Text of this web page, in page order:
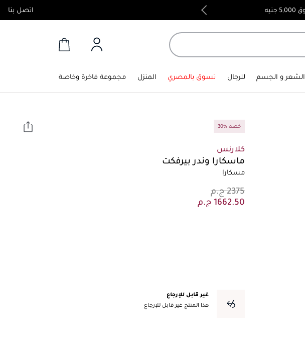
اتصل بنا
الشعر و الجسم للرجال تسوق بالمصري المنزل مجموعة فاخرة وخاصة
30% خصم
كلارنس
ماسكارا وندر بيرفكت
مسكارا
غير قابل للإرجاع
هذا المنتج غير قابل للإرجاع